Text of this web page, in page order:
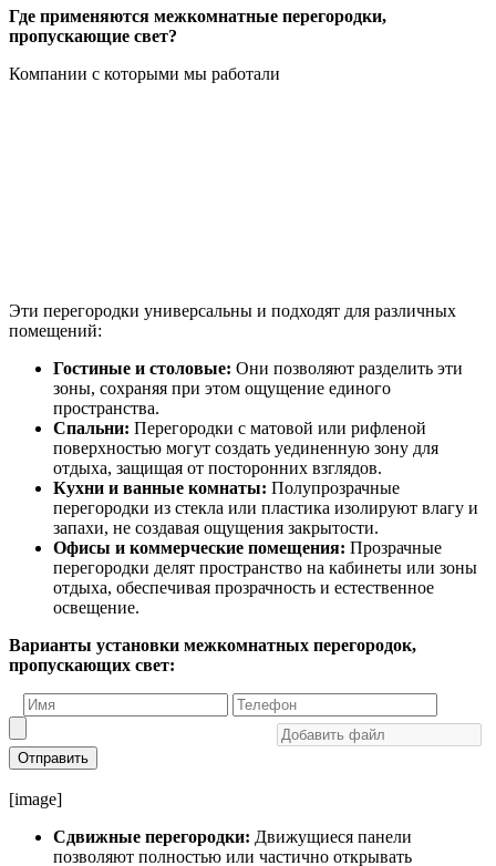
Где применяются межкомнатные перегородки,
пропускающие свет?
Компании с которыми мы работали
Эти перегородки универсальны и подходят для различных
помещений:
Гостиные и столовые: Они позволяют разделить эти
зоны, сохраняя при этом ощущение единого
пространства.
Спальни: Перегородки с матовой или рифленой
поверхностью могут создать уединенную зону для
отдыха, защищая от посторонних взглядов.
Кухни и ванные комнаты: Полупрозрачные
перегородки из стекла или пластика изолируют влагу и
запахи, не создавая ощущения закрытости.
Офисы и коммерческие помещения: Прозрачные
перегородки делят пространство на кабинеты или зоны
отдыха, обеспечивая прозрачность и естественное
освещение.
Варианты установки межкомнатных перегородок,
пропускающих свет:
Отправить
[image]
Сдвижные перегородки: Движущиеся панели
позволяют полностью или частично открывать